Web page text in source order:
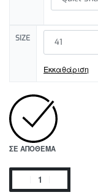
SIZE
Εκκαθάριση
ΣΕ ΑΠΌΘΕΜΑ